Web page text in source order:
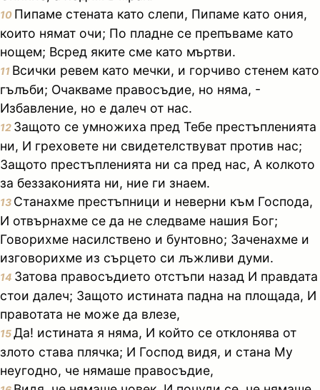
10 Пипаме стената като слепи, Пипаме като ония,
които нямат очи; По пладне се препъваме като
нощем; Всред яките сме като мъртви.
11 Всички ревем като мечки, и горчиво стенем като
гълъби; Очакваме правосъдие, но няма, -
Избавление, но е далеч от нас.
12 Защото се умножиха пред Тебе престъпленията
ни, И греховете ни свидетелствуват против нас;
Защото престъпленията ни са пред нас, А колкото
за беззаконията ни, ние ги знаем.
13 Станахме престъпници и неверни към Господа,
И отвърнахме се да не следваме нашия Бог;
Говорихме насилствено и бунтовно; Заченахме и
изговорихме из сърцето си лъжливи думи.
14 Затова правосъдието отстъпи назад И правдата
стои далеч; Защото истината падна на площада, И
правотата не може да влезе,
15Да! истината я няма, И който се отклонява от
злото става плячка; И Господ видя, и стана Му
неугодно, че нямаше правосъдие,